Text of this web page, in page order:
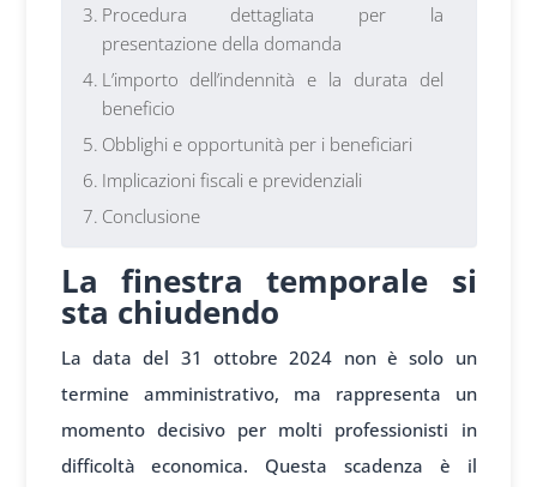
Procedura dettagliata per la
presentazione della domanda
L’importo dell’indennità e la durata del
beneficio
Obblighi e opportunità per i beneficiari
Implicazioni fiscali e previdenziali
Conclusione
La finestra temporale si
sta chiudendo
La data del 31 ottobre 2024 non è solo un
termine amministrativo, ma rappresenta un
momento decisivo per molti professionisti in
difficoltà economica. Questa scadenza è il